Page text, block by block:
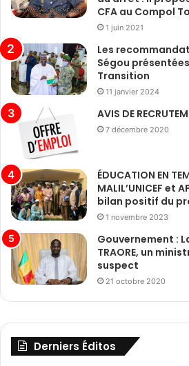
CFA au Compol
1 juin 2021
Les
Ségou
Transition
11 janvier 2024
AVIS DE
7 décembre 2020
ÉDUCATION EN
MALIL’UNICEF et
bilan positif du
1 novembre 2023
Gouvernement :
TRAORE, un
suspect
21 octobre 2020
Derniers Éditos